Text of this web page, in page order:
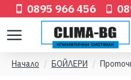
0895 966 456
Начало БОЙЛЕРИ